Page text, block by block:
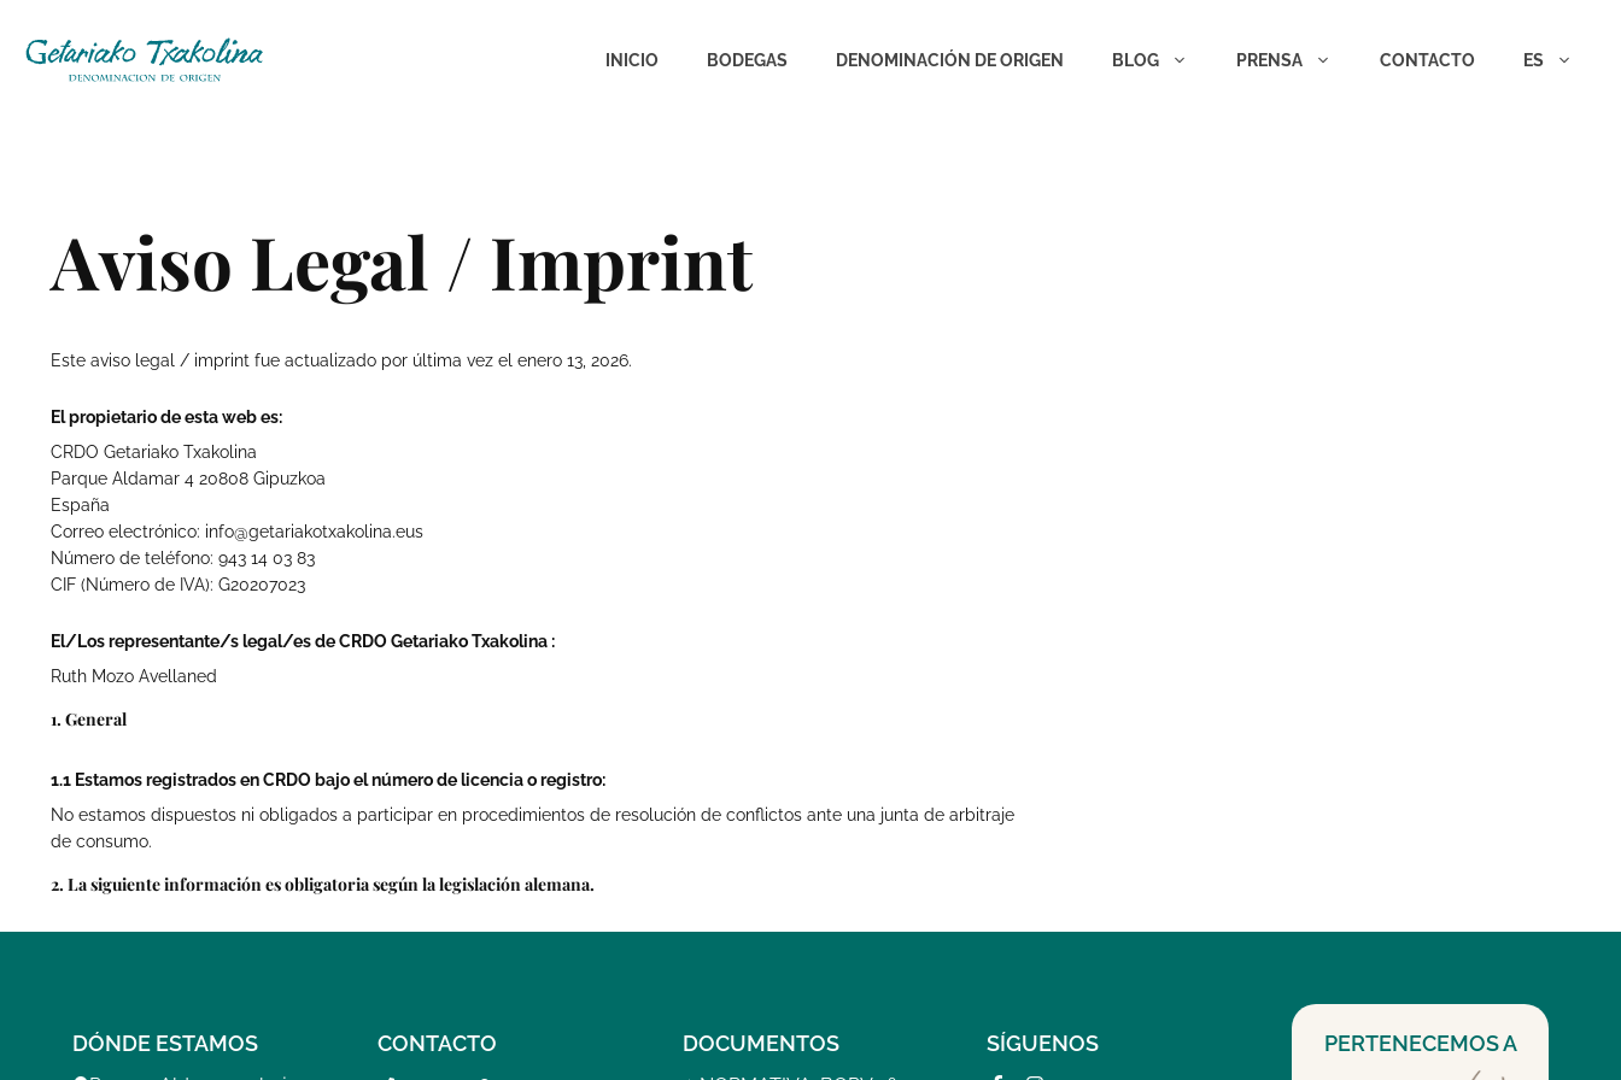
contenido
INICIO BODEGAS DENOMINACIÓN DE ORIGEN BLOG PRENSA CONTACTO ES
Aviso Legal / Imprint
Este aviso legal / imprint fue actualizado por última vez el enero 13, 2026.
El propietario de esta web es:
CRDO Getariako Txakolina
Parque Aldamar 4 20808 Gipuzkoa
España
Correo electrónico: info@getariakotxakolina.eus
Número de teléfono: 943 14 03 83
CIF (Número de IVA): G20207023
El/Los representante/s legal/es de CRDO Getariako Txakolina :
Ruth Mozo Avellaned
1. General
1.1 Estamos registrados en CRDO bajo el número de licencia o registro:
No estamos dispuestos ni obligados a participar en procedimientos de resolución de conflictos ante una junta de arbitraje
de consumo.
2. La siguiente información es obligatoria según la legislación alemana.
DÓNDE ESTAMOS CONTACTO DOCUMENTOS SÍGUENOS PERTENECEMOS A